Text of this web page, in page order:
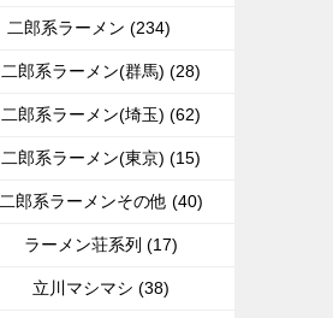
二郎系ラーメン (234)
二郎系ラーメン(群馬) (28)
二郎系ラーメン(埼玉) (62)
二郎系ラーメン(東京) (15)
二郎系ラーメンその他 (40)
ラーメン荘系列 (17)
立川マシマシ (38)